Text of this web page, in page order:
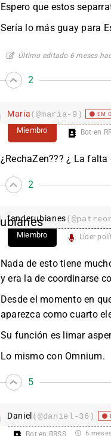
Espero que estos
Sería lo más guay para
Último editado 6 meses
2
Maria(@maria-9) EM
Miembro Bot en
¿RechaZen??? ¿ La
2
fanderubianes
Miembro Líder
Nada de esto tiene
y era la de coordinarse
Desde el momento en
aparezca como cuarto
Su función es limar
Lo mismo con Omnium.
5
Daniel(@daniel-36)
Bot en RRSS 6